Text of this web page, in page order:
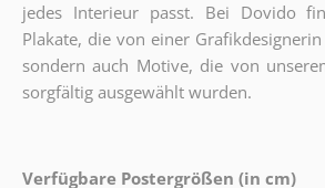
jedes Interieur passt. Bei Dovido
Plakate, die von einer
sondern auch Motive, die von
sorgfältig ausgewählt wurden.
Verfügbare Postergrößen (in cm)